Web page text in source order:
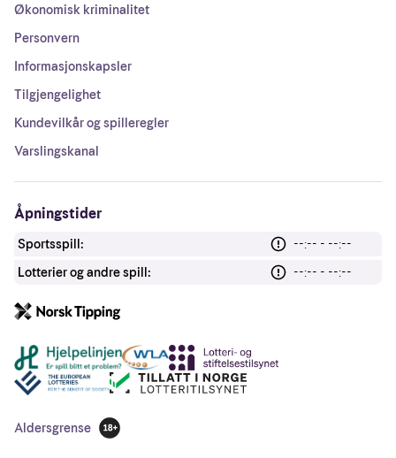
Økonomisk kriminalitet
Personvern
Informasjonskapsler
Tilgjengelighet
Kundevilkår og spilleregler
Varslingskanal
Åpningstider
Sportsspill:
--:-- - --:--
Lotterier og andre spill:
--:-- - --:--
Andre lenker
Aldersgrense
18 år